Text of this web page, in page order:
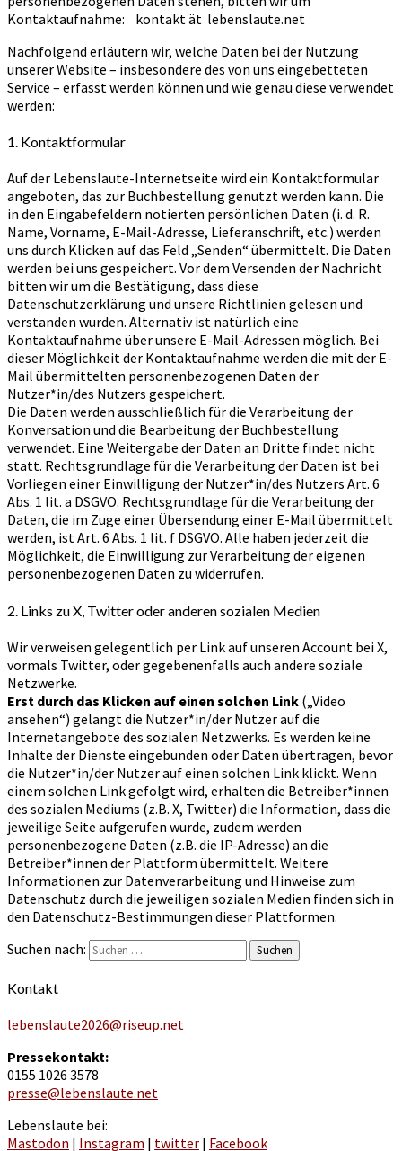
Kontaktaufnahme: kontakt ät lebenslaute.net
Nachfolgend erläutern wir, welche Daten bei der Nutzung
unserer Website – insbesondere des von uns eingebetteten
Service – erfasst werden können und wie genau diese verwendet
werden:
1. Kontaktformular
Auf der Lebenslaute-Internetseite wird ein Kontaktformular
angeboten, das zur Buchbestellung genutzt werden kann. Die
in den Eingabefeldern notierten persönlichen Daten (i. d. R.
Name, Vorname, E-Mail-Adresse, Lieferanschrift, etc.) werden
uns durch Klicken auf das Feld „Senden“ übermittelt. Die Daten
werden bei uns gespeichert. Vor dem Versenden der Nachricht
bitten wir um die Bestätigung, dass diese
Datenschutzerklärung und unsere Richtlinien gelesen und
verstanden wurden. Alternativ ist natürlich eine
Kontaktaufnahme über unsere E-Mail-Adressen möglich. Bei
dieser Möglichkeit der Kontaktaufnahme werden die mit der E-
Mail übermittelten personenbezogenen Daten der
Nutzer*in/des Nutzers gespeichert.
Die Daten werden ausschließlich für die Verarbeitung der
Konversation und die Bearbeitung der Buchbestellung
verwendet. Eine Weitergabe der Daten an Dritte findet nicht
statt. Rechtsgrundlage für die Verarbeitung der Daten ist bei
Vorliegen einer Einwilligung der Nutzer*in/des Nutzers Art. 6
Abs. 1 lit. a DSGVO. Rechtsgrundlage für die Verarbeitung der
Daten, die im Zuge einer Übersendung einer E-Mail übermittelt
werden, ist Art. 6 Abs. 1 lit. f DSGVO. Alle haben jederzeit die
Möglichkeit, die Einwilligung zur Verarbeitung der eigenen
personenbezogenen Daten zu widerrufen.
2. Links zu X, Twitter oder anderen sozialen Medien
Wir verweisen gelegentlich per Link auf unseren Account bei X,
vormals Twitter, oder gegebenenfalls auch andere soziale
Netzwerke.
Erst durch das Klicken auf einen solchen Link („Video
ansehen“) gelangt die Nutzer*in/der Nutzer auf die
Internetangebote des sozialen Netzwerks. Es werden keine
Inhalte der Dienste eingebunden oder Daten übertragen, bevor
die Nutzer*in/der Nutzer auf einen solchen Link klickt. Wenn
einem solchen Link gefolgt wird, erhalten die Betreiber*innen
des sozialen Mediums (z.B. X, Twitter) die Information, dass die
jeweilige Seite aufgerufen wurde, zudem werden
personenbezogene Daten (z.B. die IP-Adresse) an die
Betreiber*innen der Plattform übermittelt. Weitere
Informationen zur Datenverarbeitung und Hinweise zum
Datenschutz durch die jeweiligen sozialen Medien finden sich in
den Datenschutz-Bestimmungen dieser Plattformen.
Suchen nach:
Suchen
Kontakt
lebenslaute2026@riseup.net
Pressekontakt:
0155 1026 3578
presse@lebenslaute.net
Lebenslaute bei:
Mastodon | Instagram | twitter | Facebook